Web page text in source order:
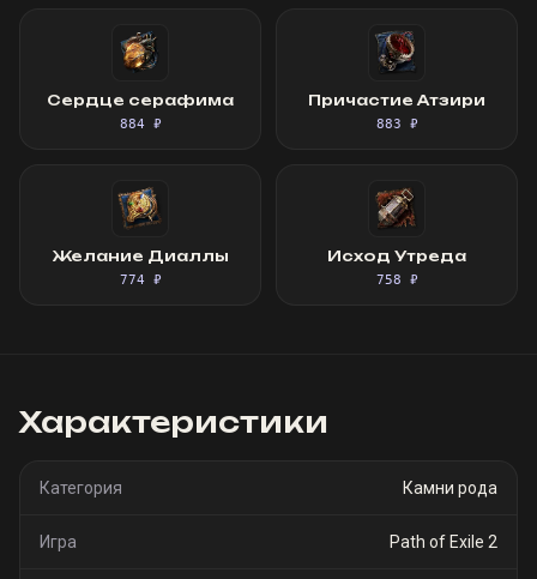
Сердце серафима
884 ₽
Причастие Атзири
883 ₽
Желание Диаллы
774 ₽
Исход Утреда
758 ₽
Характеристики
Категория Камни рода
Игра Path of Exile 2